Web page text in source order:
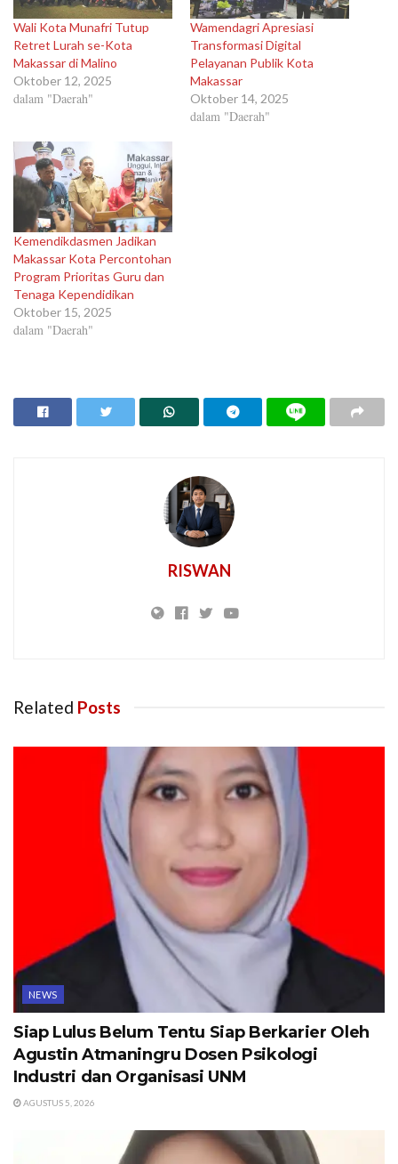
Wali Kota Munafri Tutup
Retret Lurah se-Kota
Makassar di Malino
Oktober 12, 2025
dalam "Daerah"
Wamendagri Apresiasi
Transformasi Digital
Pelayanan Publik Kota
Makassar
Oktober 14, 2025
dalam "Daerah"
Kemendikdasmen Jadikan
Makassar Kota Percontohan
Program Prioritas Guru dan
Tenaga Kependidikan
Oktober 15, 2025
dalam "Daerah"
RISWAN
Related Posts
NEWS
Siap Lulus Belum Tentu Siap Berkarier Oleh
Agustin Atmaningru Dosen Psikologi
Industri dan Organisasi UNM
AGUSTUS 5, 2026